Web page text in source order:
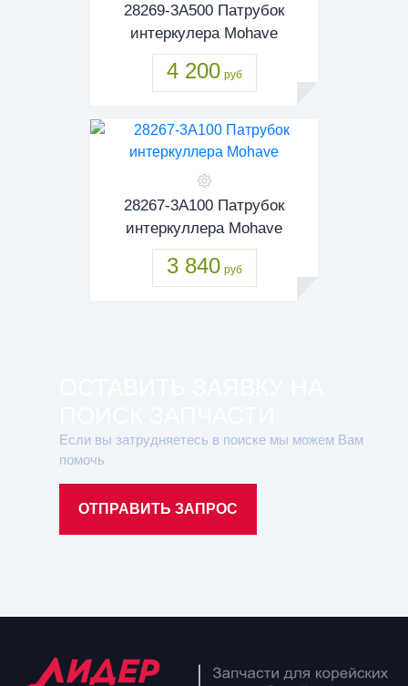
28269-3A500 Патрубок
интеркулера Mohave
4 200 руб
28267-3A100 Патрубок
интеркуллера Mohave
3 840 руб
Если вы затрудняетесь в поиске мы можем Вам
помочь
ОТПРАВИТЬ ЗАПРОС